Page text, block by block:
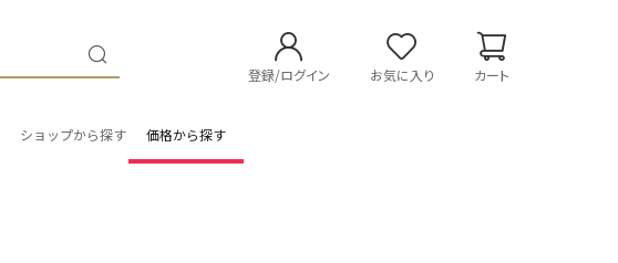
登録/ログイン お気に入り カート
ショップから探す 価格から探す